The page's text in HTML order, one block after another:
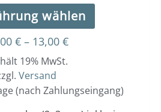
wählen
€ – 13,00 €
19% MwSt.
Versand
(nach Zahlungseingang)